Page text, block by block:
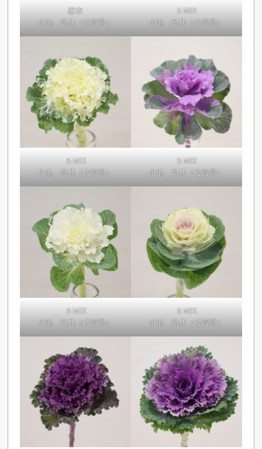
恋衣
小池 尚典（佐賀県）
５MIX
小池 尚典（佐賀県）
５MIX
小池 尚典（佐賀県）
５MIX
小池 尚典（佐賀県）
５MIX
小池 尚典（佐賀県）
５MIX
小池 尚典（佐賀県）